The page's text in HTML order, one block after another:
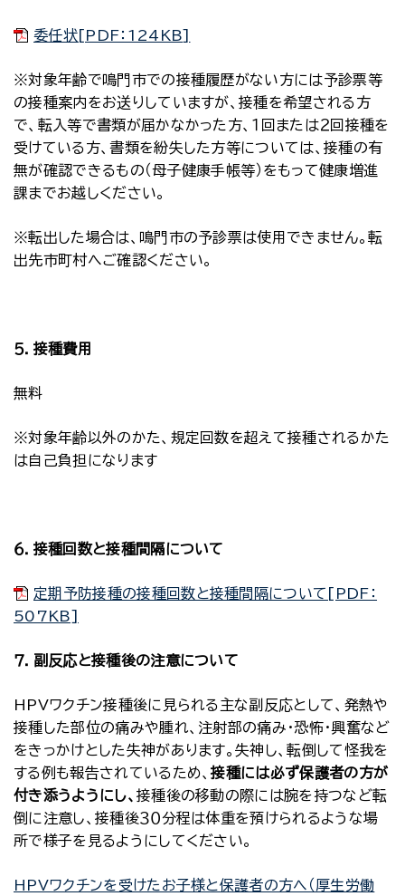
委任状[PDF：124KB]
※対象年齢で鳴門市での接種履歴がない方には予診票等
の接種案内をお送りしていますが、接種を希望される方
で、転入等で書類が届かなかった方、１回または２回接種を
受けている方、書類を紛失した方等については、接種の有
無が確認できるもの（母子健康手帳等）をもって健康増進
課までお越しください。
※転出した場合は、鳴門市の予診票は使用できません。転
出先市町村へご確認ください。
５．接種費用
無料
※対象年齢以外のかた、規定回数を超えて接種されるかた
は自己負担になります
６．接種回数と接種間隔について
定期予防接種の接種回数と接種間隔について[PDF：
507KB]
７．副反応と接種後の注意について
HPVワクチン接種後に見られる主な副反応として、発熱や
接種した部位の痛みや腫れ、注射部の痛み・恐怖・興奮など
をきっかけとした失神があります。失神し、転倒して怪我を
する例も報告されているため、接種には必ず保護者の方が
付き添うようにし、 接種後の移動の際には腕を持つなど転
倒に注意し、接種後３０分程は体重を預けられるような場
所で様子を見るようにしてください。
HPVワクチンを受けたお子様と保護者の方へ（厚生労働